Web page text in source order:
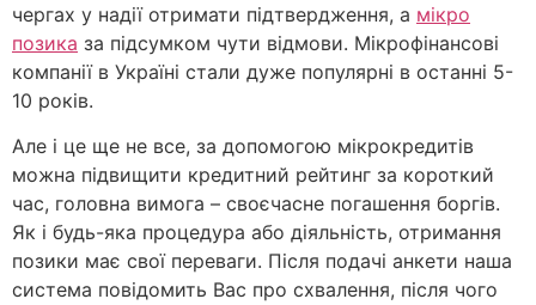
чергах у надії отримати підтвердження, а мікро
позика за підсумком чути відмови. Мікрофінансові
компанії в Україні стали дуже популярні в останні 5-
10 років.
Але і це ще не все, за допомогою мікрокредитів
можна підвищити кредитний рейтинг за короткий
час, головна вимога – своєчасне погашення боргів.
Як і будь-яка процедура або діяльність, отримання
позики має свої переваги. Після подачі анкети наша
система повідомить Вас про схвалення, після чого